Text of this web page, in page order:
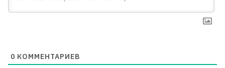
0 КОММЕНТАРИЕВ